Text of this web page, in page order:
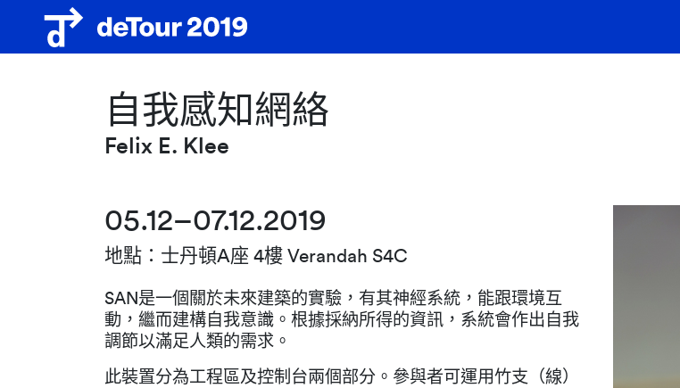
自我感知網絡
Felix E. Klee
05.12–07.12.2019
地點：士丹頓A座 4樓 Verandah S4C
SAN是一個關於未來建築的實驗，有其神經系統，能跟環境互
動，繼而建構自我意識。根據採納所得的資訊，系統會作出自我
調節以滿足人類的需求。
此裝置分為工程區及控制台兩個部分。參與者可運用竹支（線）